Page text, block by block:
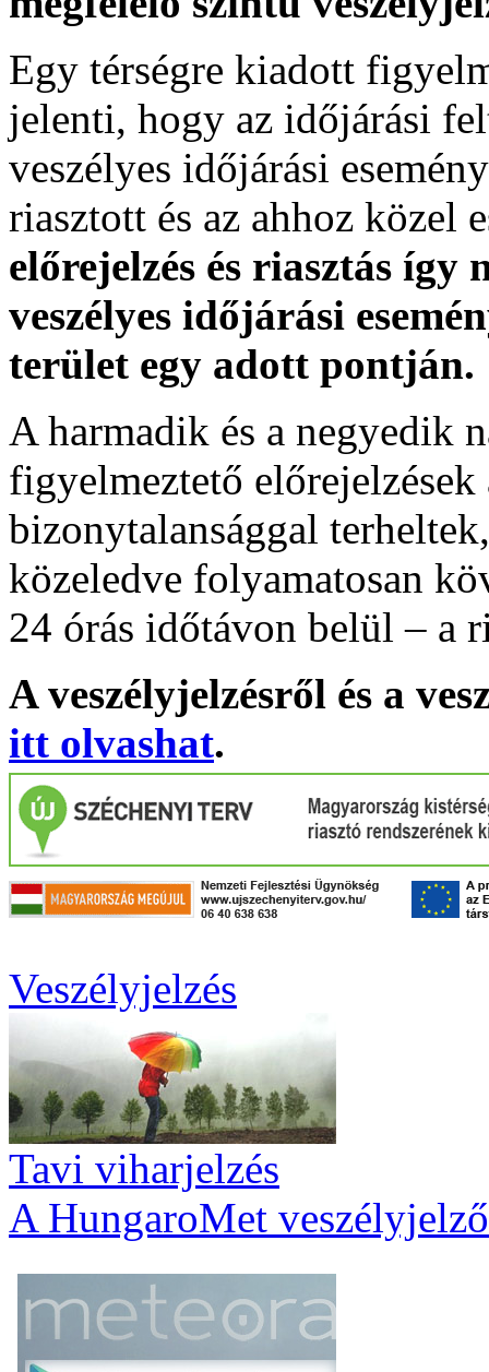
Egy térségre kiadott
jelenti, hogy az időjárási
veszélyes időjárási
riasztott és az ahhoz közel
előrejelzés és riasztás
veszélyes időjárási
terület egy adott pontján.
A harmadik és a negyedik
figyelmeztető
bizonytalansággal
közeledve folyamatosan
24 órás időtávon belül – a
A veszélyjelzésről és a
itt olvashat.
Veszélyjelzés
Tavi viharjelzés
A HungaroMet